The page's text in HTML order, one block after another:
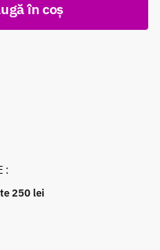
în coș
:
250 lei